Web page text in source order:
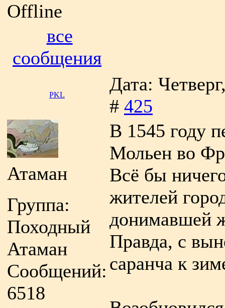
Offline
все
сообщения
PKL
Дата:
# 425
Атаман
Группа:
Походный
Атаман
Сообщений:
6518
В 1545 году
Мольен во
Всё бы
жителей
донимавшей
Правда, с
саранча к